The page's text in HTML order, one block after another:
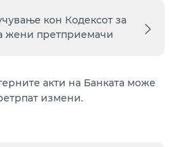
кон Кодексот за
жени претприемачи
акти на Банката може
измени.